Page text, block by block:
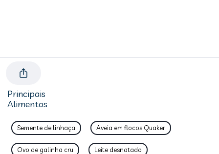
Principais
Alimentos
Semente de linhaça Aveia em flocos Quaker
Ovo de galinha cru Leite desnatado